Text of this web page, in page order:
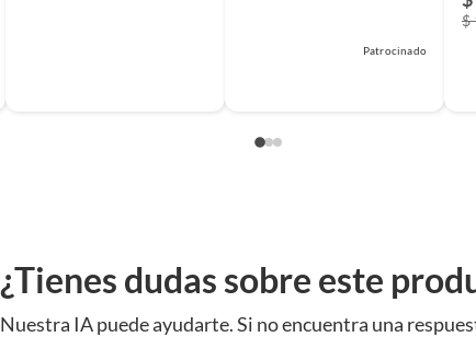
Patrocinado
$
¿Tienes dudas sobre este
Nuestra IA puede ayudarte. Si no encuentra una